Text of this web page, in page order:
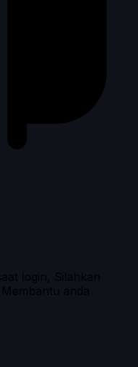
login, Silahkan
anda